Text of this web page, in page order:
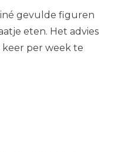
gevulde figuren
eten. Het advies
keer per week te